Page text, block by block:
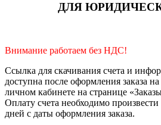
ДЛЯ
Внимание работаем без НДС!
Ссылка для скачивания счета и
доступна после оформления заказа
личном кабинете на странице
Оплату счета необходимо
дней с даты оформления заказа.